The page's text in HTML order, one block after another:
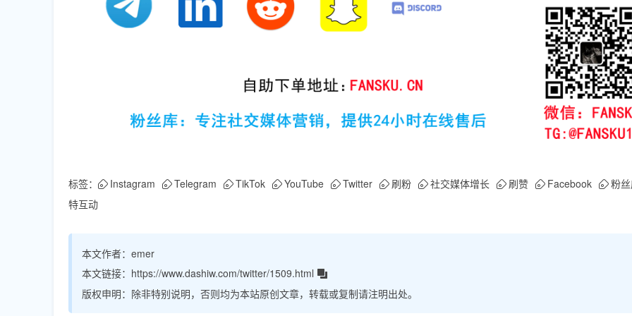
标签： Instagram Telegram TikTok YouTube Twitter 刷粉 社交媒体增长 刷赞 Facebook
粉
特互动
本文作者： emer
本文链接： https://www.dashiw.com/twitter/1509.html
版权申明： 除非特别说明，否则均为本站原创文章，转载或复制请注明出处。